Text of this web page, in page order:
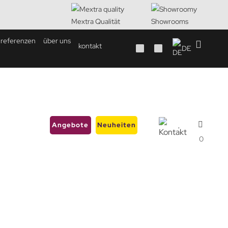
Mextra Qualität Showrooms
referenzen über uns
kontakt DE
Angebote Neuheiten
0